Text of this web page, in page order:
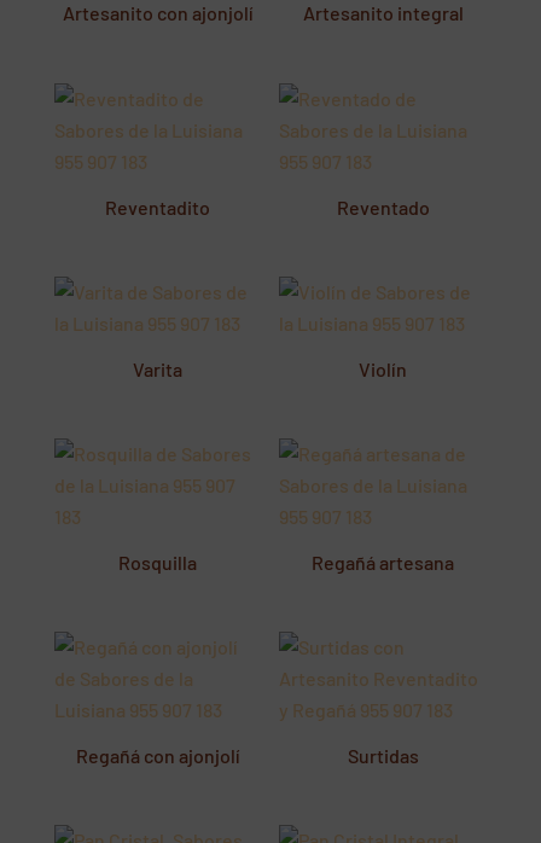
Artesanito con ajonjolí Artesanito integral
Reventadito Reventado
Varita Violín
Rosquilla Regañá artesana
Regañá con ajonjolí Surtidas